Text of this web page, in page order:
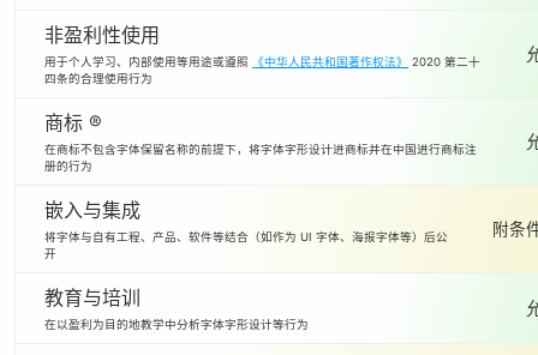
非盈利性使用
用于个人学习、内部使用等用途或遵照 《中华人民共和国著作权法》
2020 第二十
四条的合理使用行为
商标 ®
在商标不包含字体保留名称的前提下，将字体字形设计进商标并在中国进行商标注
册的行为
嵌入与集成
将字体与自有工程、产品、软件等结合（如作为 UI 字体、海报字体等）后公
开
附条
教育与培训
在以盈利为目的地教学中分析字体字形设计等行为